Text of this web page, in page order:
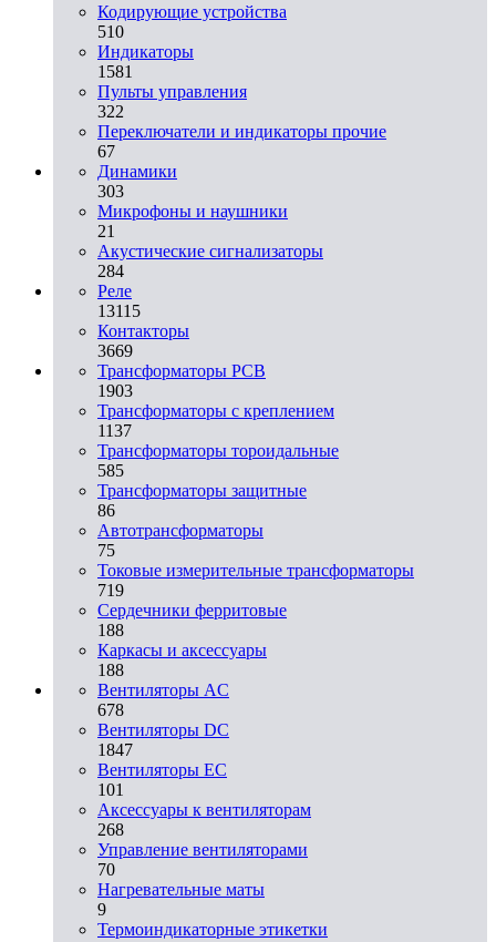
Кодирующие устройства
510
Индикаторы
1581
Пульты управления
322
Переключатели и индикаторы прочие
67
Динамики
303
Микрофоны и наушники
21
Акустические сигнализаторы
284
Реле
13115
Контакторы
3669
Трансформаторы PCB
1903
Трансформаторы с креплением
1137
Трансформаторы тороидальные
585
Трансформаторы защитные
86
Автотрансформаторы
75
Токовые измерительные трансформаторы
719
Сердечники ферритовые
188
Каркасы и аксессуары
188
Вентиляторы AC
678
Вентиляторы DC
1847
Вентиляторы EC
101
Аксессуары к вентиляторам
268
Управление вентиляторами
70
Нагревательные маты
9
Термоиндикаторные этикетки